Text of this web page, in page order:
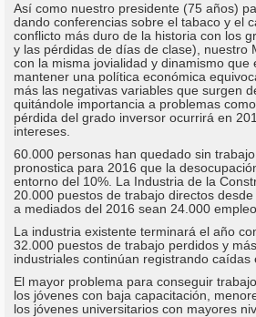
Así como nuestro presidente (75 años)
dando conferencias sobre el tabaco y el
conflicto más duro de la historia con los
y las pérdidas de días de clase), nuestro
con la misma jovialidad y dinamismo que
mantener una política económica
más las negativas variables que surgen
quitándole importancia a problemas
pérdida del grado inversor ocurrirá en
intereses.
60.000 personas han quedado sin
pronostica para 2016 que la
entorno del 10%. La Industria de la
20.000 puestos de trabajo directos
a mediados del 2016 sean 24.000
La industria existente terminará el año
32.000 puestos de trabajo perdidos y
industriales continúan registrando caídas
El mayor problema para conseguir
los jóvenes con baja capacitación,
los jóvenes universitarios con mayores